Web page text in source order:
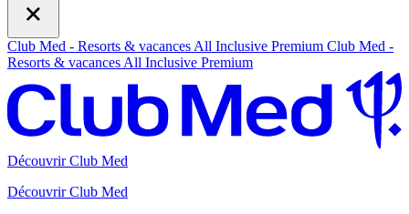
Club Med - Resorts & vacances All Inclusive Premium Club Med -
Resorts & vacances All Inclusive Premium
Découvrir Club Med
Découvrir Club Med